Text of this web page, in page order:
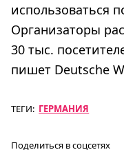
использоваться
Организаторы
30 тыс.
пишет Deutsche
ТЕГИ: ГЕРМАНИЯ
Поделиться в соцсетях